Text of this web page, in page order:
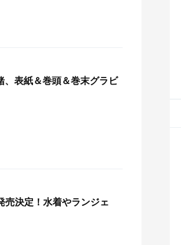
表紙＆巻頭＆巻末グラビ
売決定！水着やランジェ